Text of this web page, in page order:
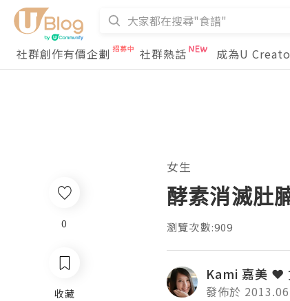
社群創作有價企劃 社群熱話 成為U
女生
酵素消滅肚
瀏覽次數:909
Kami 嘉美 ❤
發佈於
0
收藏